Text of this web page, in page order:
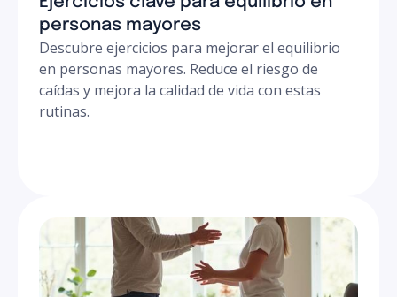
personas mayores
Descubre ejercicios para mejorar el equilibrio
en personas mayores. Reduce el riesgo de
caídas y mejora la calidad de vida con estas
rutinas.